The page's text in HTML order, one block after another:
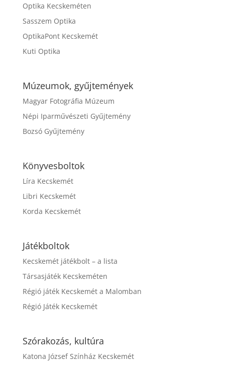
Optika Kecskeméten
Sasszem Optika
OptikaPont Kecskemét
Kuti Optika
Múzeumok, gyűjtemények
Magyar Fotográfia Múzeum
Népi Iparművészeti Gyűjtemény
Bozsó Gyűjtemény
Könyvesboltok
Líra Kecskemét
Libri Kecskemét
Korda Kecskemét
Játékboltok
Kecskemét játékbolt – a lista
Társasjáték Kecskeméten
Régió játék Kecskemét a Malomban
Régió Játék Kecskemét
Szórakozás, kultúra
Katona József Színház Kecskemét